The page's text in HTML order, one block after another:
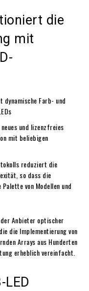
die
mit
dynamische Farb- und
und lizenzfreies
mit beliebigen
reduziert die
so dass die
von Modellen und
Anbieter optischer
die Implementierung von
Arrays aus Hunderten
erheblich vereinfacht.
LED